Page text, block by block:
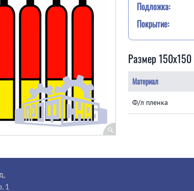
Подложка:
Покрытие:
Размер
Материал
Ф/л пленка
1